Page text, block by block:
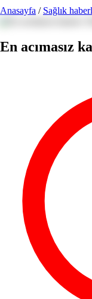
Anasayfa / Sağlık
En acımasız